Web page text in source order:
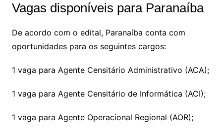
Vagas disponíveis para Paranaíba
De acordo com o edital, Paranaíba conta com
oportunidades para os seguintes cargos:
1 vaga para Agente Censitário Administrativo (ACA);
1 vaga para Agente Censitário de Informática (ACI);
1 vaga para Agente Operacional Regional (AOR);